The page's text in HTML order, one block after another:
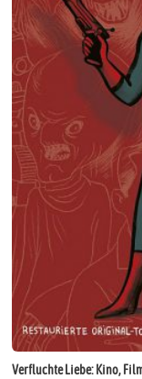
Verfluchte Liebe: Kino,